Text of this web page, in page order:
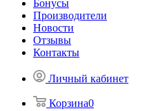
Бонусы
Производители
Новости
Отзывы
Контакты
Личный кабинет
Корзина0